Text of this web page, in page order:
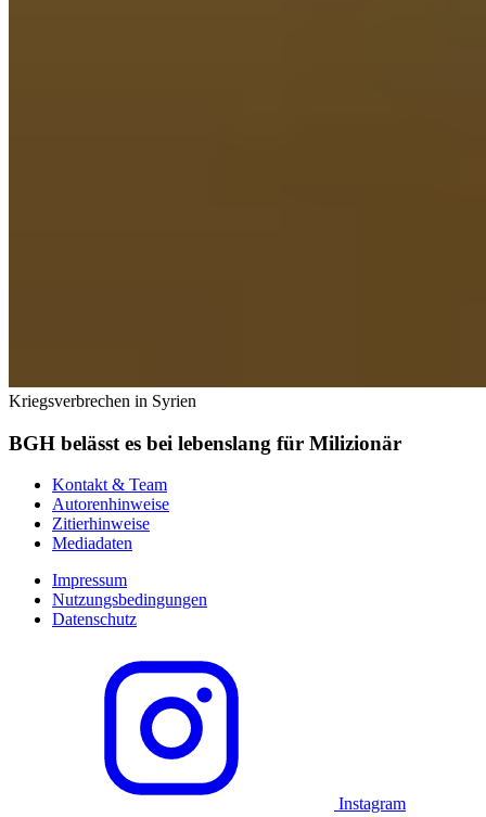
Kriegsverbrechen in Syrien
BGH belässt es bei lebenslang für Milizionär
Kontakt & Team
Autorenhinweise
Zitierhinweise
Mediadaten
Impressum
Nutzungsbedingungen
Datenschutz
Instagram